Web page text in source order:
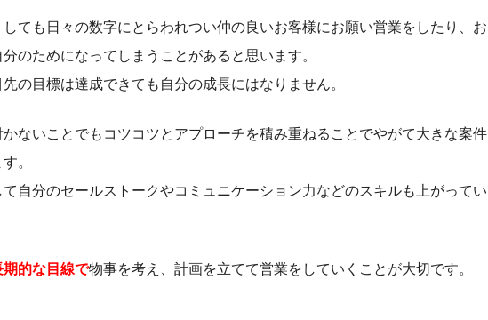
しても日々の数字にとらわれつい仲の良いお客様にお願い営業をしたり、お
のためになってしまうことがあると思います。
の目標は達成できても自分の成長にはなりません。
ないことでもコツコツとアプローチを積み重ねることでやがて大きな案件
。
て自分のセールストークやコミュニケーション力などのスキルも上がってい
期的な目線で物事を考え、計画を立てて営業をしていくことが大切です。